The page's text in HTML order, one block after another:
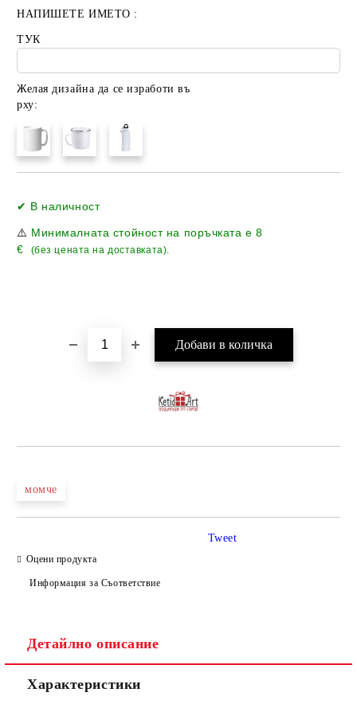
НАПИШЕТЕ ИМЕТО :
ТУК
Желая дизайна да се изработи въ
рху:
✔ В наличност
⚠️ Минималната стойност на поръчката е8
€
(без цената на доставката).
момче
Оцени продукта
Информация за Съответствие
Tweet
Детайлно описание
Характеристики